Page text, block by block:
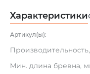
Характеристики
Артикул(ы):
Мин. длина бревна,